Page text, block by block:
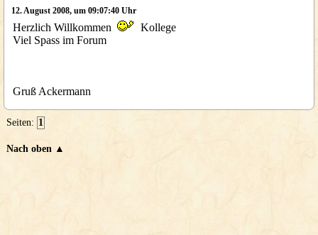
12. August 2008, um 09:07:40 Uhr
Herzlich Willkommen
Kollege
Viel Spass im Forum
Gruß Ackermann
Seiten: 1
Nach oben ▲